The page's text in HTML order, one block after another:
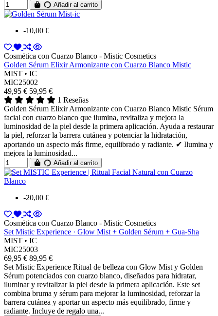
Añadir al carrito
-10,00 €
Cosmética con Cuarzo Blanco - Mistic Cosmetics
Golden Sérum Elixir Armonizante con Cuarzo Blanco Mistic
MIST • IC
MIC25002
49,95 € 59,95 €
1 Reseñas
Golden Sérum Elixir Armonizante con Cuarzo Blanco Mistic Sérum
facial con cuarzo blanco que ilumina, revitaliza y mejora la
luminosidad de la piel desde la primera aplicación. Ayuda a restaurar
la piel, reforzar la barrera cutánea y potenciar la hidratación,
aportando un aspecto más firme, equilibrado y radiante. ✔ Ilumina y
mejora la luminosidad...
Añadir al carrito
-20,00 €
Cosmética con Cuarzo Blanco - Mistic Cosmetics
Set Mistic Experience · Glow Mist + Golden Sérum + Gua-Sha
MIST • IC
MIC25003
69,95 € 89,95 €
Set Mistic Experience Ritual de belleza con Glow Mist y Golden
Sérum potenciados con cuarzo blanco, diseñados para hidratar,
iluminar y revitalizar la piel desde la primera aplicación. Este set
combina bruma y sérum para mejorar la luminosidad, reforzar la
barrera cutánea y aportar un aspecto más equilibrado, firme y
radiante. Incluye de regalo una...